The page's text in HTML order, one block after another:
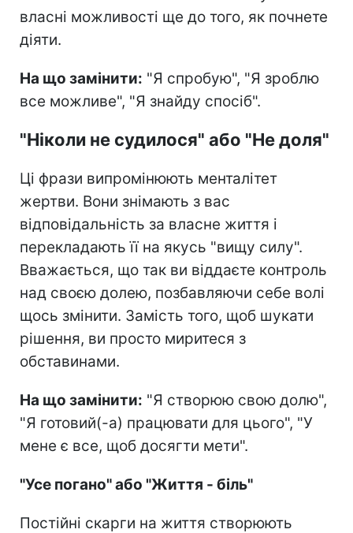
власні можливості ще до того, як почнете
діяти.
На що замінити: "Я спробую", "Я зроблю
все можливе", "Я знайду спосіб".
"Ніколи не судилося" або "Не доля"
Ці фрази випромінюють менталітет
жертви. Вони знімають з вас
відповідальність за власне життя і
перекладають її на якусь "вищу силу".
Вважається, що так ви віддаєте контроль
над своєю долею, позбавляючи себе волі
щось змінити. Замість того, щоб шукати
рішення, ви просто миритеся з
обставинами.
На що замінити: "Я створюю свою долю",
"Я готовий(-а) працювати для цього", "У
мене є все, щоб досягти мети".
"Усе погано" або "Життя - біль"
Постійні скарги на життя створюють